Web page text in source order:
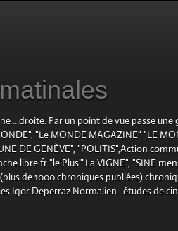
...droite. Par un point de vue passe
"Le MONDE MAGAZINE" "LE
DE GENÈVE", "POLITIS",Action
libre.fr "le Plus"."La VIGNE", "SINE
de 1000 chroniques publiées)
Igor Deperraz Normalien . études de